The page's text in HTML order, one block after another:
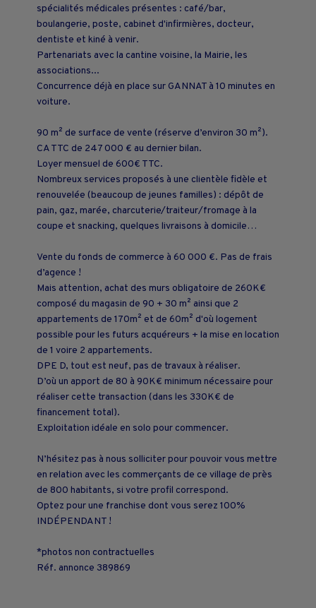
spécialités médicales présentes : café/bar,
boulangerie, poste, cabinet d'infirmières, docteur,
dentiste et kiné à venir.
Partenariats avec la cantine voisine, la Mairie, les
associations...
Concurrence déjà en place sur GANNAT à 10 minutes en
voiture.
90 m² de surface de vente (réserve d’environ 30 m²).
CA TTC de 247 000 € au dernier bilan.
Loyer mensuel de 600€ TTC.
Nombreux services proposés à une clientèle fidèle et
renouvelée (beaucoup de jeunes familles) : dépôt de
pain, gaz, marée, charcuterie/traiteur/fromage à la
coupe et snacking, quelques livraisons à domicile…
Vente du fonds de commerce à 60 000 €. Pas de frais
d’agence !
Mais attention, achat des murs obligatoire de 260K€
composé du magasin de 90 + 30 m² ainsi que 2
appartements de 170m² et de 60m² d'où logement
possible pour les futurs acquéreurs + la mise en location
de 1 voire 2 appartements.
DPE D, tout est neuf, pas de travaux à réaliser.
D’où un apport de 80 à 90K€ minimum nécessaire pour
réaliser cette transaction (dans les 330K€ de
financement total).
Exploitation idéale en solo pour commencer.
N’hésitez pas à nous solliciter pour pouvoir vous mettre
en relation avec les commerçants de ce village de près
de 800 habitants, si votre profil correspond.
Optez pour une franchise dont vous serez 100%
INDÉPENDANT !
*photos non contractuelles
Réf. annonce 389869